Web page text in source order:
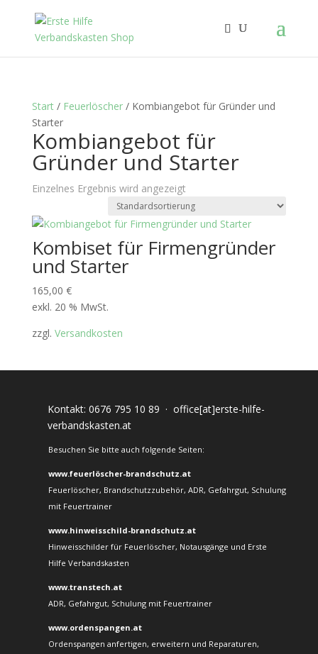
Start/ Feuerlöscher/ Kombiangebot für Gründer und
Starter
Kombiangebot für
Gründer und Starter
Einzelnes Ergebnis wird angezeigt
Kombiset für Firmengründer
und Starter
165,00 €
exkl. 20 % MwSt.
zzgl. Versandkosten
Kontakt: 0676 795 10 89 · office[at]erste-hilfe-
verbandskasten.at
Besuchen Sie bitte auch folgende Seiten:
www.feuerlöscher-brandschutz.at
Feuerlöscher, Brandschutzzubehör, ADR, Gefahrgut, Schulung
mit Feuertrainer
www.hinweisschild-brandschutz.at
Hinweisschilder für Feuerlöscher, Notausgänge und Erste
Hilfe Verbandskasten
www.transtech.at
ADR, Gefahrgut, Schulung mit Feuertrainer
www.ordenspangen.at
Ordenspangen anfertigen, erweitern und Reparaturen,